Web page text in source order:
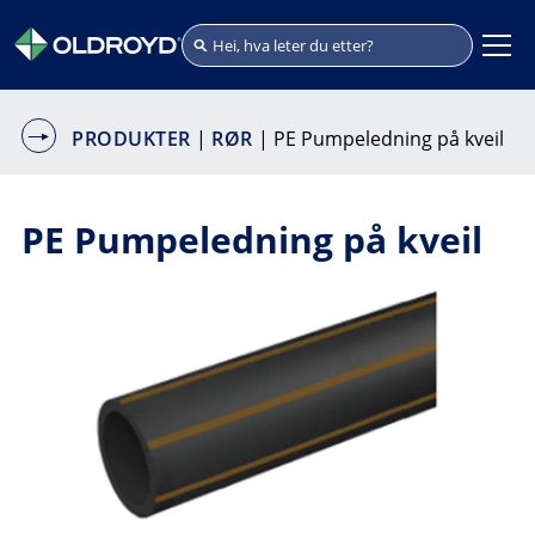
PRODUKTER | RØR | PE Pumpeledning på kveil
PE Pumpeledning på kveil